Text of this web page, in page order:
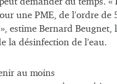
une PME, de l’ordre
estime Bernard
la désinfection de l’eau.
au moins